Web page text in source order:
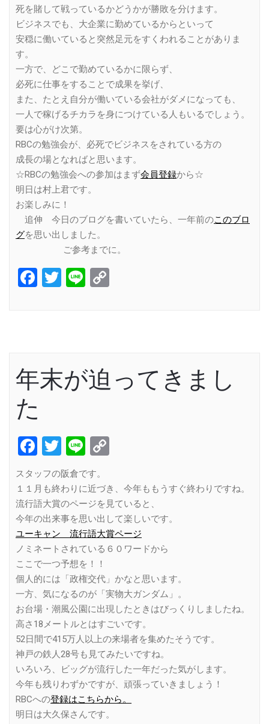
死を賭して戦っているかどうかが勝敗を分けます。
ビジネスでも、大企業に勤めているからといって
安穏に働いていると突然足元をすくわれることがありま
す。
一方で、どこで勤めているかに限らず、
必死に仕事をすることで成果を挙げ、
また、たとえ自分が働いている会社がダメになっても、
一人で稼げるチカラを身につけている人もいるでしょう。
要は心がけ次第。
RBCの勉強会が、必死でビジネスをされている方の
成長の場となればと思います。
☆RBCの勉強会への参加はまず会員登録から☆
明日は村上君です。
お楽しみに！
追伸 今日のブログを書いていたら、一年前のこのブロ
グを思い出しました。
ご参考までに。
Facebook
Twitter
Line
年末が迫ってきまし
た
Facebook
Twitter
Line
スタッフの阪倉です。
１１月も終わりに近づき、今年ももうすぐ終わりですね。
流行語大賞のページを見ていると、
今年の出来事を思い出して楽しいです。
ユーキャン 流行語大賞ページ
ノミネートされている６０ワードから
ここで一つ予想を！！
個人的には「政権交代」かなと思います。
一方、気になるのが「実物大ガンダム」。
お台場・潮風公園に出現したときはびっくりしましたね。
高さ18メートルとはすごいです。
52日間で415万人以上の来場者を集めたそうです。
神戸の鉄人28号も見てみたいですね。
いろいろ、ビッグが流行した一年だった気がします。
今年も残りわずかですが、頑張っていきましょう！
RBCへの登録はこちらから。
明日は大久保さんです。